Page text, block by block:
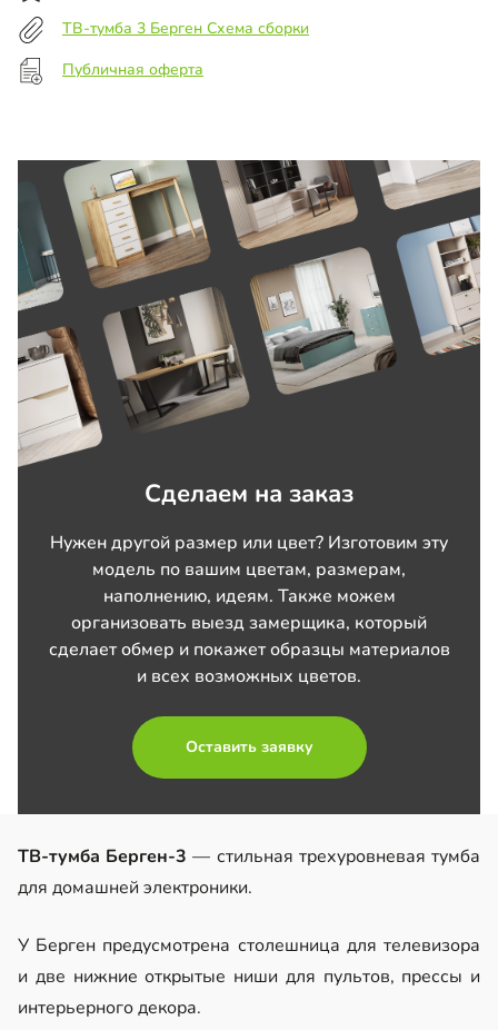
ТВ-тумба 3 Берген Схема сборки
Публичная оферта
Сделаем на заказ
Нужен другой размер или цвет? Изготовим эту
модель по вашим цветам, размерам,
наполнению, идеям. Также можем
организовать выезд замерщика, который
сделает обмер и покажет образцы материалов
и всех возможных цветов.
Оставить заявку
ТВ-тумба Берген-3 — стильная трехуровневая тумба
для домашней электроники.
У Берген предусмотрена столешница для телевизора
и две нижние открытые ниши для пультов, прессы и
интерьерного декора.